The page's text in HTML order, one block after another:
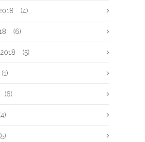
(4)
(6)
(5)
(1)
(6)
(5)